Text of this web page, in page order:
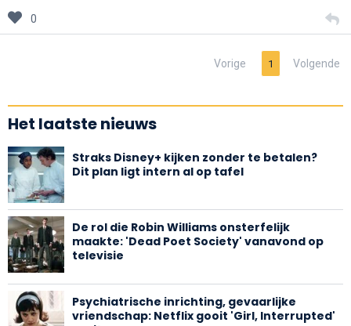
0
Vorige 1 Volgende
Het laatste nieuws
Straks Disney+ kijken zonder te betalen?
Dit plan ligt intern al op tafel
De rol die Robin Williams onsterfelijk
maakte: 'Dead Poet Society' vanavond op
televisie
Psychiatrische inrichting, gevaarlijke
vriendschap: Netflix gooit 'Girl, Interrupted'